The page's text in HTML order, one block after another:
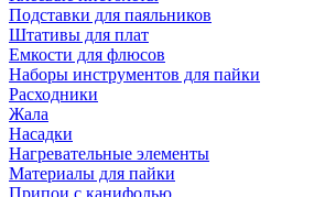
Подставки для паяльников
Штативы для плат
Емкости для флюсов
Наборы инструментов для пайки
Расходники
Жала
Насадки
Нагревательные элементы
Материалы для пайки
Припои с канифолью